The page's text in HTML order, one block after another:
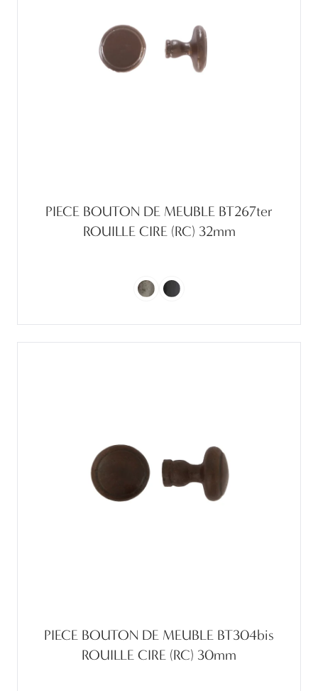
PIECE BOUTON DE MEUBLE BT267ter
ROUILLE CIRE (RC) 32mm
PIECE BOUTON DE MEUBLE BT304bis
ROUILLE CIRE (RC) 30mm